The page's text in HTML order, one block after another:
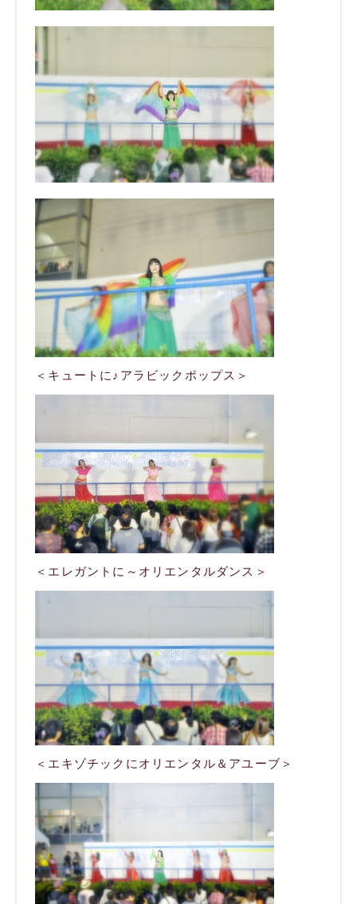
＜キュートに♪アラビックポップス＞
＜エレガントに～オリエンタルダンス＞
＜エキゾチックにオリエンタル＆アユーブ＞